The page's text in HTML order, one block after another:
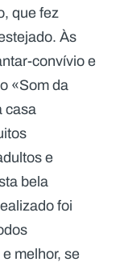
que fez
Às
convívio e
«Som da
casa
e
bela
foi
melhor, se